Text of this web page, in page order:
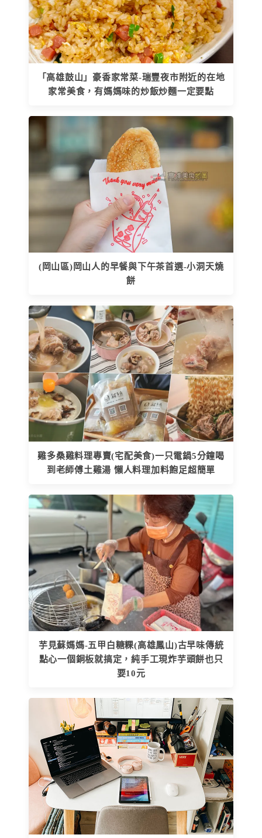
「高雄鼓山」豪香家常菜-瑞豐夜市附近的在地
家常美食，有媽媽味的炒飯炒麵一定要點
(岡山區)岡山人的早餐與下午茶首選-小洞天燒
餅
雞多桑雞料理專賣(宅配美食)一只電鍋5分鐘喝
到老師傅土雞湯 懶人料理加料飽足超簡單
芋見蘇媽媽-五甲白糖粿(高雄鳳山)古早味傳統
點心一個銅板就搞定，純手工現炸芋頭餅也只
要10元